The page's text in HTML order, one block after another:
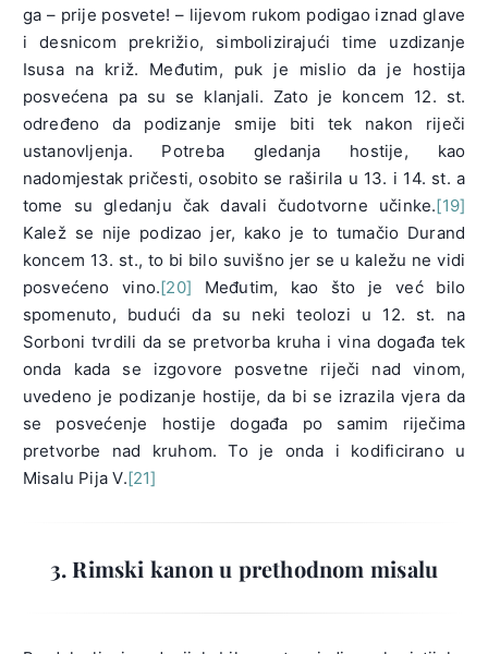
ga – prije posvete! – lijevom rukom podigao iznad glave
i desnicom prekrižio, simbolizirajući time uzdizanje
Isusa na križ. Međutim, puk je mislio da je hostija
posvećena pa su se klanjali. Zato je koncem 12. st.
određeno da podizanje smije biti tek nakon riječi
ustanovljenja. Potreba gledanja hostije, kao
nadomjestak pričesti, osobito se raširila u 13. i 14. st. a
tome su gledanju čak davali čudotvorne učinke.[19]
Kalež se nije podizao jer, kako je to tumačio Durand
koncem 13. st., to bi bilo suvišno jer se u kaležu ne vidi
posvećeno vino.[20] Međutim, kao što je već bilo
spomenuto, budući da su neki teolozi u 12. st. na
Sorboni tvrdili da se pretvorba kruha i vina događa tek
onda kada se izgovore posvetne riječi nad vinom,
uvedeno je podizanje hostije, da bi se izrazila vjera da
se posvećenje hostije događa po samim riječima
pretvorbe nad kruhom. To je onda i kodificirano u
Misalu Pija V.[21]
3. Rimski kanon u prethodnom misalu